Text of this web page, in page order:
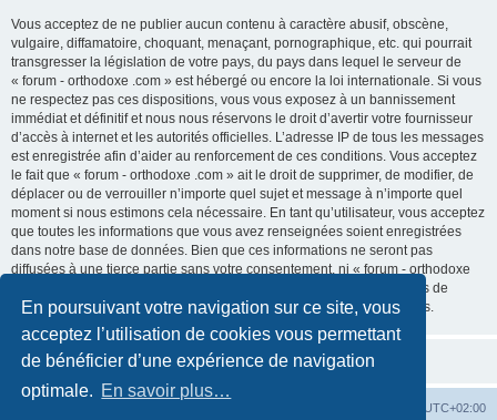
En poursuivant votre navigation sur ce site, vous
acceptez l’utilisation de cookies vous permettant
de bénéficier d’une expérience de navigation
optimale. En savoir plus…
Vous acceptez de ne publier aucun contenu à caractère abusif, obscène,
vulgaire, diffamatoire, choquant, menaçant, pornographique, etc. qui pourrait
transgresser la législation de votre pays, du pays dans lequel le serveur de
« forum - orthodoxe .com » est hébergé ou encore la loi internationale. Si vous
ne respectez pas ces dispositions, vous vous exposez à un bannissement
immédiat et définitif et nous nous réservons le droit d’avertir votre fournisseur
d’accès à internet et les autorités officielles. L’adresse IP de tous les messages
est enregistrée afin d’aider au renforcement de ces conditions. Vous acceptez
le fait que « forum - orthodoxe .com » ait le droit de supprimer, de modifier, de
déplacer ou de verrouiller n’importe quel sujet et message à n’importe quel
moment si nous estimons cela nécessaire. En tant qu’utilisateur, vous acceptez
que toutes les informations que vous avez renseignées soient enregistrées
dans notre base de données. Bien que ces informations ne seront pas
diffusées à une tierce partie sans votre consentement, ni « forum - orthodoxe
.com », ni phpBB, ne pourront être tenus comme responsables en cas de
tentative de piratage informatique visant à compromettre vos données.
UTC+02:00